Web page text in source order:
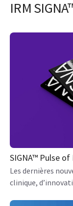
IRM
SIGNA™ Pulse of
Les dernières
clinique,